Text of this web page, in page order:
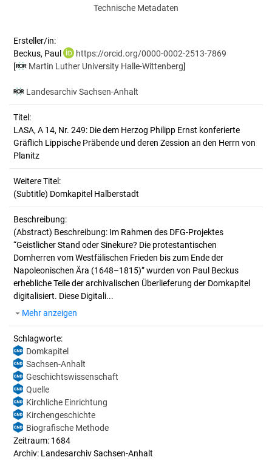
Technische Metadaten
Ersteller/in:
Beckus, Paul
https://orcid.org/0000-0002-2513-7869
[
Martin Luther University Halle-Wittenberg]
Landesarchiv Sachsen-Anhalt
Titel:
LASA, A 14, Nr. 249: Die dem Herzog Philipp Ernst konferierte
Gräflich Lippische Präbende und deren Zession an den Herrn von
Planitz
Weitere Titel:
(Subtitle) Domkapitel Halberstadt
Beschreibung:
(Abstract) Beschreibung: Im Rahmen des DFG-Projektes
“Geistlicher Stand oder Sinekure? Die protestantischen
Domherren vom Westfälischen Frieden bis zum Ende der
Napoleonischen Ära (1648–1815)” wurden von Paul Beckus
erhebliche Teile der archivalischen Überlieferung der Domkapitel
digitalisiert. Diese Digitali...
Mehr anzeigen
Schlagworte:
Domkapitel
Sachsen-Anhalt
Geschichtswissenschaft
Quelle
Kirchliche Einrichtung
Kirchengeschichte
Biografische Methode
Zeitraum: 1684
Archiv: Landesarchiv Sachsen-Anhalt